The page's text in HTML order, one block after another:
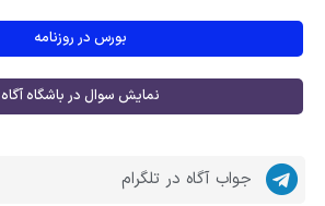
بورس در روزنامه
نمایش سوال در باشگاه آگاه
جواب آگاه در تلگرام